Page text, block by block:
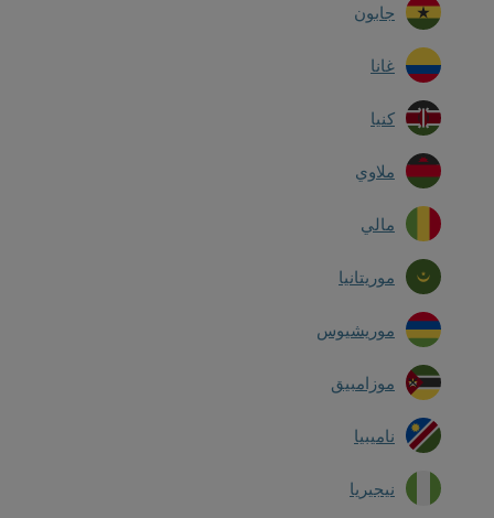
جابون
غانا
كنيا
ملاوي
مالي
موريتانيا
موريشيوس
موزامبيق
ناميبيا
نيجيريا